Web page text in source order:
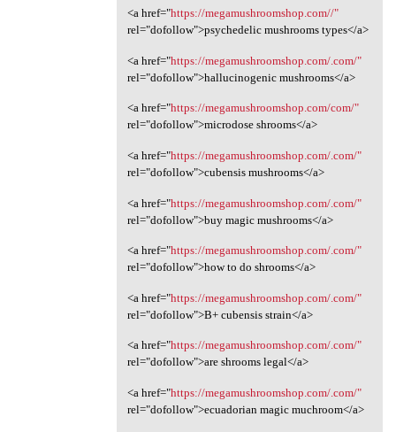
<a href="https://megamushroomshop.com//"
rel="dofollow">psychedelic mushrooms types</a>
<a href="https://megamushroomshop.com/.com/"
rel="dofollow">hallucinogenic mushrooms</a>
<a href="https://megamushroomshop.com/com/"
rel="dofollow">microdose shrooms</a>
<a href="https://megamushroomshop.com/.com/"
rel="dofollow">cubensis mushrooms</a>
<a href="https://megamushroomshop.com/.com/"
rel="dofollow">buy magic mushrooms</a>
<a href="https://megamushroomshop.com/.com/"
rel="dofollow">how to do shrooms</a>
<a href="https://megamushroomshop.com/.com/"
rel="dofollow">B+ cubensis strain</a>
<a href="https://megamushroomshop.com/.com/"
rel="dofollow">are shrooms legal</a>
<a href="https://megamushroomshop.com/.com/"
rel="dofollow">ecuadorian magic muchroom</a>